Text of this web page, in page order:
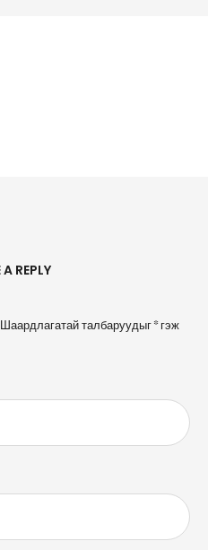
A REPLY
Шаардлагатай талбаруудыг*гэж